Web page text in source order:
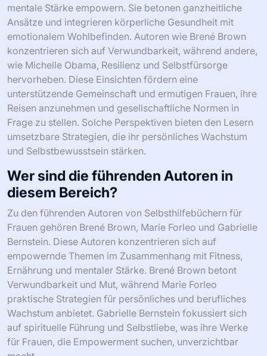
mentale Stärke empowern. Sie betonen ganzheitliche
Ansätze und integrieren körperliche Gesundheit mit
emotionalem Wohlbefinden. Autoren wie Brené Brown
konzentrieren sich auf Verwundbarkeit, während andere,
wie Michelle Obama, Resilienz und Selbstfürsorge
hervorheben. Diese Einsichten fördern eine
unterstützende Gemeinschaft und ermutigen Frauen, ihre
Reisen anzunehmen und gesellschaftliche Normen in
Frage zu stellen. Solche Perspektiven bieten den Lesern
umsetzbare Strategien, die ihr persönliches Wachstum
und Selbstbewusstsein stärken.
Wer sind die führenden Autoren in
diesem Bereich?
Zu den führenden Autoren von Selbsthilfebüchern für
Frauen gehören Brené Brown, Marie Forleo und Gabrielle
Bernstein. Diese Autoren konzentrieren sich auf
empowernde Themen im Zusammenhang mit Fitness,
Ernährung und mentaler Stärke. Brené Brown betont
Verwundbarkeit und Mut, während Marie Forleo
praktische Strategien für persönliches und berufliches
Wachstum anbietet. Gabrielle Bernstein fokussiert sich
auf spirituelle Führung und Selbstliebe, was ihre Werke
für Frauen, die Empowerment suchen, unverzichtbar